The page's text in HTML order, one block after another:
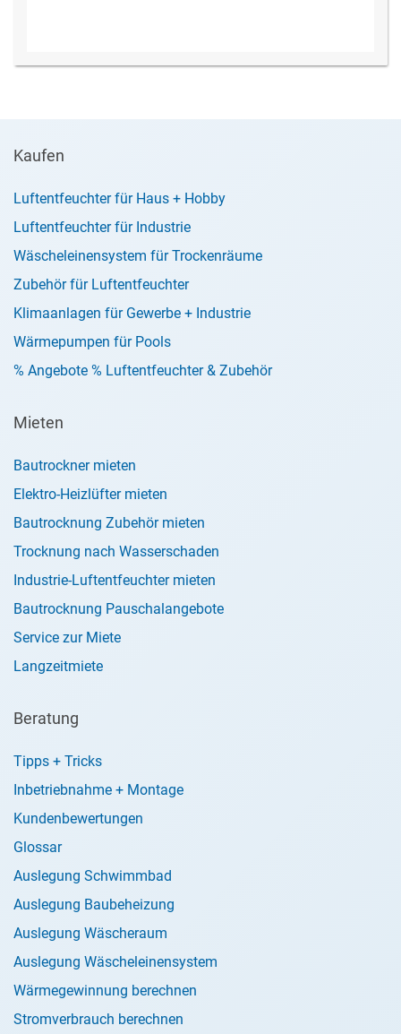
Kaufen
Luftentfeuchter für Haus + Hobby
Luftentfeuchter für Industrie
Wäscheleinensystem für Trockenräume
Zubehör für Luftentfeuchter
Klimaanlagen für Gewerbe + Industrie
Wärmepumpen für Pools
% Angebote % Luftentfeuchter & Zubehör
Mieten
Bautrockner mieten
Elektro-Heizlüfter mieten
Bautrocknung Zubehör mieten
Trocknung nach Wasserschaden
Industrie-Luftentfeuchter mieten
Bautrocknung Pauschalangebote
Service zur Miete
Langzeitmiete
Beratung
Tipps + Tricks
Inbetriebnahme + Montage
Kundenbewertungen
Glossar
Auslegung Schwimmbad
Auslegung Baubeheizung
Auslegung Wäscheraum
Auslegung Wäscheleinensystem
Wärmegewinnung berechnen
Stromverbrauch berechnen